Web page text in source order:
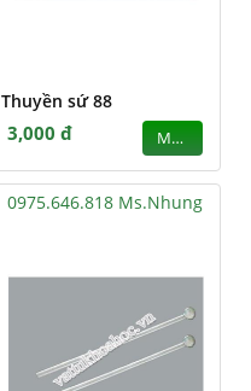
Thuyền sứ 88
3,000 đ MUA
0975.646.818 Ms.Nhung